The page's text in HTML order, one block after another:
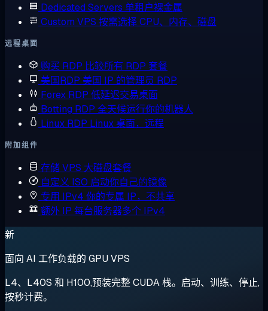
Dedicated Servers 单租户裸金属
Custom VPS 按需选择 CPU、内存、磁盘
远程桌面
购买 RDP 比较所有 RDP 套餐
美国RDP 美国 IP 的管理员 RDP
Forex RDP 低延迟交易桌面
Botting RDP 全天候运行你的机器人
Linux RDP Linux 桌面，远程
附加组件
存储 VPS 大磁盘套餐
自定义 ISO 启动你自己的镜像
专用 IPv4 你的专属 IP，不共享
额外 IP 每台服务器多个 IPv4
新
面向 AI 工作负载的 GPU VPS
L4、L40S 和 H100,预装完整 CUDA 栈。启动、训练、停止,
按秒计费。